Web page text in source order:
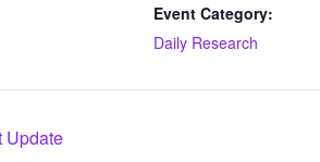
Event Category:
Daily Research
Update